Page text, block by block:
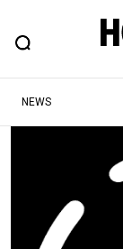
ヒップなフ
#ESSENTIAL
NEWS